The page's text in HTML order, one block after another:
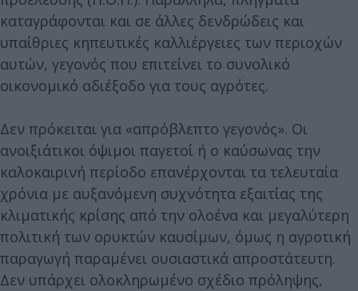
καταγράφονται και σε άλλες δενδρώδεις και
υπαίθριες κηπευτικές καλλιέργειες των περιοχών
αυτών, γεγονός που επιτείνει το συνολικό
οικονομικό αδιέξοδο για τους αγρότες.
Δεν πρόκειται για «απρόβλεπτο γεγονός». Οι
ανοιξιάτικοι όψιμοι παγετοί ή ο καύσωνας την
καλοκαιρινή περίοδο επανέρχονται τα τελευταία
χρόνια με αυξανόμενη συχνότητα εξαιτίας της
κλιματικής κρίσης από την ολοένα και μεγαλύτερη
πολιτική των ορυκτών καυσίμων, όμως η αγροτική
παραγωγή παραμένει ουσιαστικά απροστάτευτη.
Δεν υπάρχει ολοκληρωμένο σχέδιο πρόληψης,